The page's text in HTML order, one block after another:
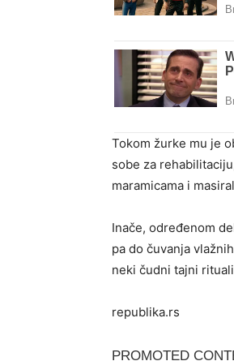
Tokom žurke mu je
sobe za
maramicama i
Inače, određenom
pa do čuvanja
neki čudni tajni
republika.rs